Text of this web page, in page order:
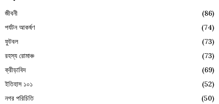
জীবনী
(86)
পর্যটন আকর্ষণ
(74)
ফুটবল
(73)
রহস্য রোমাঞ্চ
(73)
ক্রীড়াবিদ
(69)
ইতিহাস ১০১
(52)
নগর পরিচিতি
(50)